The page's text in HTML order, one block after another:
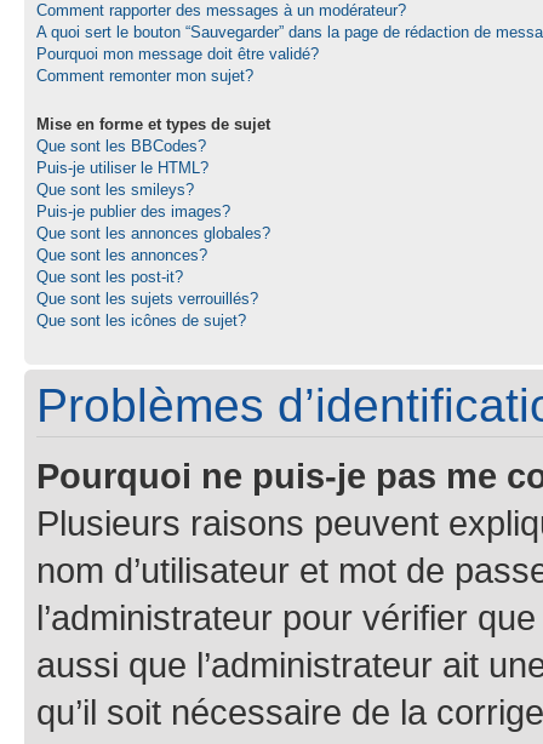
Comment rapporter des messages à un modérateur?
A quoi sert le bouton “Sauvegarder” dans la page de rédaction de
Pourquoi mon message doit être validé?
Comment remonter mon sujet?
Mise en forme et types de sujet
Que sont les BBCodes?
Puis-je utiliser le HTML?
Que sont les smileys?
Puis-je publier des images?
Que sont les annonces globales?
Que sont les annonces?
Que sont les post-it?
Que sont les sujets verrouillés?
Que sont les icônes de sujet?
Problèmes
Pourquoi ne puis-je pas me
Plusieurs raisons peuvent
nom d’utilisateur et mot de
l’administrateur pour vérifier
aussi que l’administrateur ait
qu’il soit nécessaire de la